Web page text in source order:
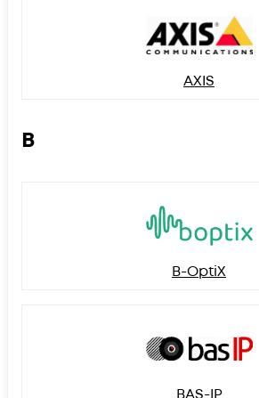
AXIS
B
B-OptiX